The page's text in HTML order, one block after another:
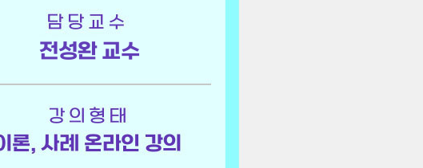
전성완 교수